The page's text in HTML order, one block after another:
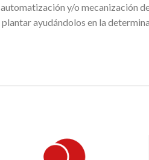
automatización y/o mecanización
plantar ayudándolos en la